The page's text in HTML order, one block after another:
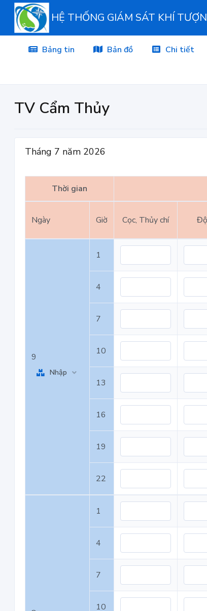
HỆ THỐNG GIÁM SÁT KHÍ
Bảng tin Bản đồ Chi tiết
TV Cẩm Thủy
Tháng 7 năm 2026
Thời gian
Ngày Giờ Cọc, Thủy chí
9
Nhập
1
4
7
10
13
16
19
22
1
4
7
10